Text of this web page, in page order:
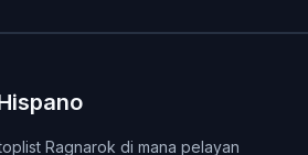
Ragnarok di mana pelayan